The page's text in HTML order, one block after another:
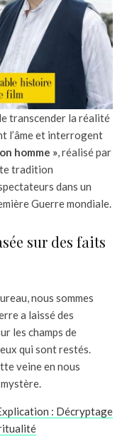
transcender la réalité
l’âme et interrogent
homme », réalisé par
tradition
dans un
Guerre mondiale.
sur des faits
nous sommes
a laissé des
les champs de
qui sont restés.
veine en nous
: Décryptage